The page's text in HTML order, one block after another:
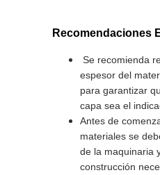
Recomendaciones
Se recomienda
espesor del
para garantizar
capa sea el
Antes de
materiales se
de la maquinaria
construcción